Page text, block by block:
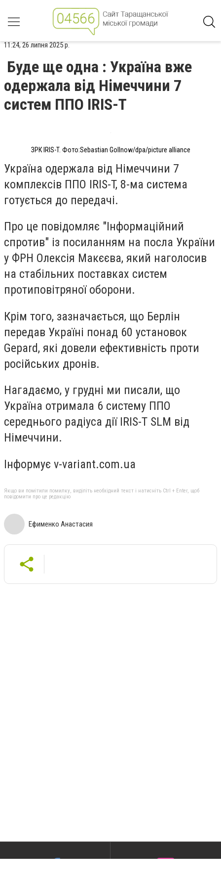
11:24, 26 липня 2025 р.
Буде ще одна : Україна вже
одержала від Німеччини 7
систем ППО IRIS-T
ЗРК IRIS-T. Фото:Sebastian Gollnow/dpa/picture alliance
Україна одержала від Німеччини 7
комплексів ППО IRIS-T, 8-ма система
готується до передачі.
Про це повідомляє "Інформаційний
спротив" із посиланням на посла України
у ФРН Олексія Макєєва, який наголосив
на стабільних поставках систем
протиповітряної оборони.
Крім того, зазначається, що Берлін
передав Україні понад 60 установок
Gepard, які довели ефективність проти
російських дронів.
Нагадаємо, у грудні ми писали, що
Україна отримала 6 систему ППО
середнього радіуса дії IRIS-T SLM від
Німеччини.
Інформує v-variant.com.ua
Якщо ви помітили помилку, виділіть необхідний текст і натисніть Ctrl + Enter, щоб
повідомити про це редакцію
Ефименко Анастасия